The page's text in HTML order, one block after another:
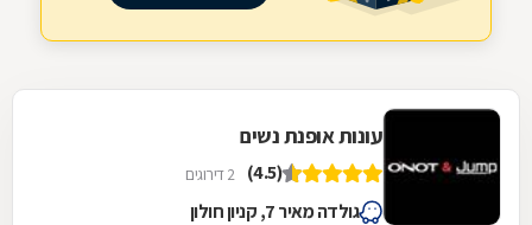
עונות אופנת נשים
(4.5) 2 דירוגים
גולדה מאיר 7, קניון חולון